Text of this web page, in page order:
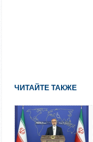
ЧИТАЙТЕ ТАКЖЕ